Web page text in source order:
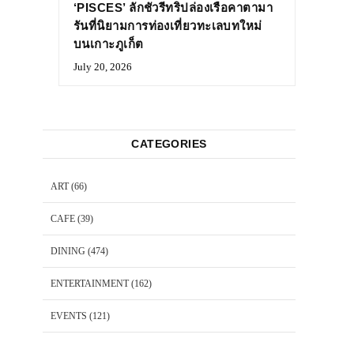
‘PISCES’ ลักชัวรีทริปล่องเรือคาตามา
รันที่นิยามการท่องเที่ยวทะเลบทใหม่
บนเกาะภูเก็ต
July 20, 2026
CATEGORIES
ART(66)
CAFE (39)
DINING (474)
ENTERTAINMENT(162)
EVENTS (121)